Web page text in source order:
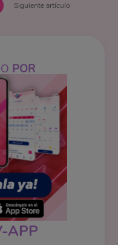
Siguiente artículo
POR
APP